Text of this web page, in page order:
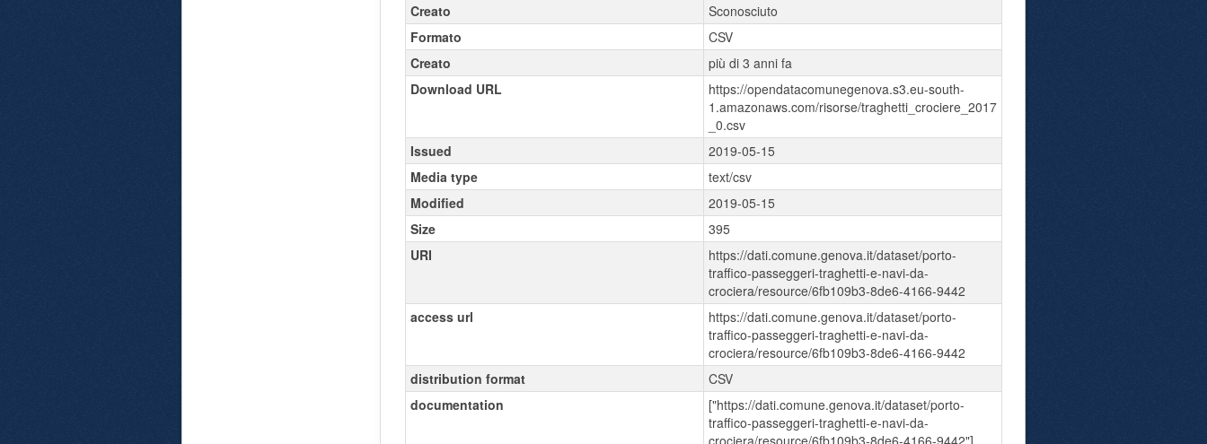
Creato
Sconosciuto
Formato
CSV
Creato
più di 3 anni fa
Download URL
https://opendatacomunegenova.s3.eu-south-
1.amazonaws.com/risorse/traghetti_crociere_2017
_0.csv
Issued
2019-05-15
Media type
text/csv
Modified
2019-05-15
Size
395
URI
https://dati.comune.genova.it/dataset/porto-
traffico-passeggeri-traghetti-e-navi-da-
crociera/resource/6fb109b3-8de6-4166-9442
access url
https://dati.comune.genova.it/dataset/porto-
traffico-passeggeri-traghetti-e-navi-da-
crociera/resource/6fb109b3-8de6-4166-9442
distribution format
CSV
documentation
["https://dati.comune.genova.it/dataset/porto-
traffico-passeggeri-traghetti-e-navi-da-
crociera/resource/6fb109b3-8de6-4166-9442"]